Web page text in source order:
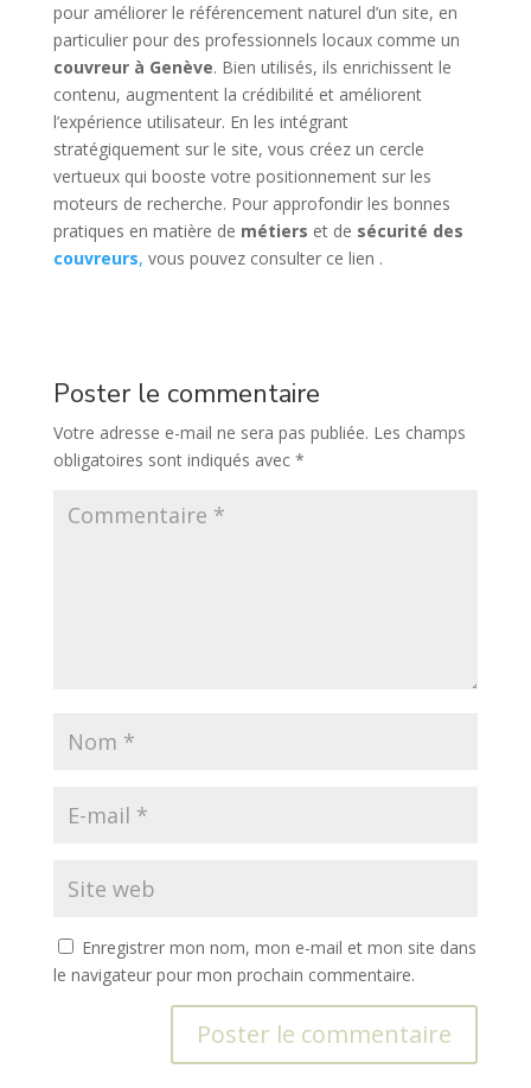
pour améliorer le référencement naturel d’un site, en
particulier pour des professionnels locaux comme un
couvreur à Genève. Bien utilisés, ils enrichissent le
contenu, augmentent la crédibilité et améliorent
l’expérience utilisateur. En les intégrant
stratégiquement sur le site, vous créez un cercle
vertueux qui booste votre positionnement sur les
moteurs de recherche. Pour approfondir les bonnes
pratiques en matière de métiers et de sécurité des
couvreurs, vous pouvez consulter ce lien .
Poster le commentaire
Votre adresse e-mail ne sera pas publiée. Les champs
obligatoires sont indiqués avec *
Enregistrer mon nom, mon e-mail et mon site dans
le navigateur pour mon prochain commentaire.